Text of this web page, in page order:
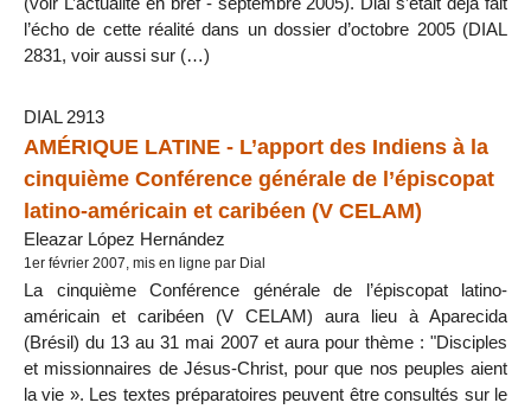
l’écho de cette réalité dans un dossier d’octobre 2005 (DIAL
2831, voir aussi sur (…)
DIAL 2913
AMÉRIQUE LATINE - L’apport des Indiens à la
cinquième Conférence générale de l’épiscopat
latino-américain et caribéen (V CELAM)
Eleazar López Hernández
1er février 2007, mis en ligne par Dial
La cinquième Conférence générale de l’épiscopat latino-
américain et caribéen (V CELAM) aura lieu à Aparecida
(Brésil) du 13 au 31 mai 2007 et aura pour thème : "Disciples
et missionnaires de Jésus-Christ, pour que nos peuples aient
la vie ». Les textes préparatoires peuvent être consultés sur le